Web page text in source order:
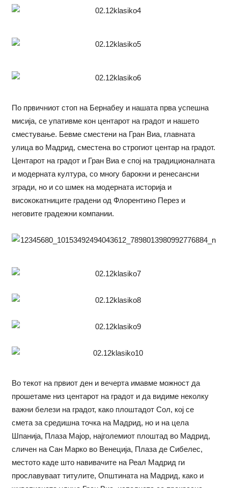
По првичниот стоп на Бернабеу и нашата прва успешна
мисија, се упативме кон центарот на градот и нашето
сместување. Бевме сместени на Гран Виа, главната
улица во Мадрид, сместена во строгиот центар на градот.
Центарот на градот и Гран Виа е спој на традиционалната
и модерната култура, со многу барокни и ренесансни
згради, но и со шмек на модерната историја и
висококатниците градени од Флорентино Перез и
неговите градежни компании.
Во текот на првиот ден и вечерта имавме можност да
прошетаме низ центарот на градот и да видиме неколку
важни белези на градот, како плоштадот Сол, кој се
смета за средишна точка на Мадрид, но и на цела
Шпанија, Плаза Мајор, најголемиот плоштад во Мадрид,
сличен на Сан Марко во Венеција, Плаза де Сибелес,
местото каде што навивачите на Реал Мадрид ги
прославуваат титулите, Општината на Мадрид, како и